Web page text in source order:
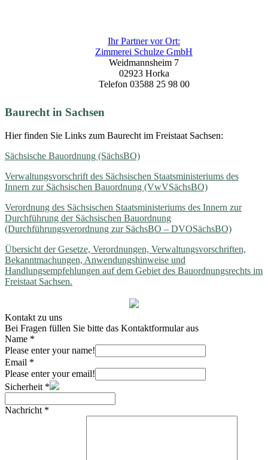
Ihr Partner vor Ort:
Zimmerei Schulze GmbH
Weidmannsheim 7
02923 Horka
Telefon 03588 25 98 00
Baurechtin Sachsen
Hier finden Sie Links zum Baurecht im Freistaat Sachsen:
Sächsische Bauordnung (SächsBO)
Verwaltungsvorschrift des Sächsischen Staatsministeriums des
Innern zur Sächsischen Bauordnung (VwVSächsBO)
Verordnung des Sächsischen Staatsministeriums des Innern zur
Durchführung der Sächsischen Bauordnung
(Durchführungsverordnung zur SächsBO – DVOSächsBO)
Übersicht der Gesetze, Verordnungen, Verwaltungsvorschriften,
Bekanntmachungen, Anwendungshinweise und
Handlungsempfehlungen auf dem Gebiet des Bauordnungsrechts im
Freistaat Sachsen.
Kontakt zu uns
Bei Fragen füllen Sie bitte das Kontaktformular aus
Name *
Please enter your name!
Email *
Please enter your email!
Sicherheit *
Nachricht *